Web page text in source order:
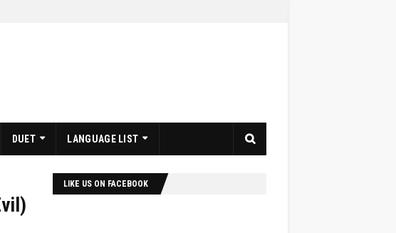
DUET LANGUAGE LIST
LIKE US ON FACEBOOK